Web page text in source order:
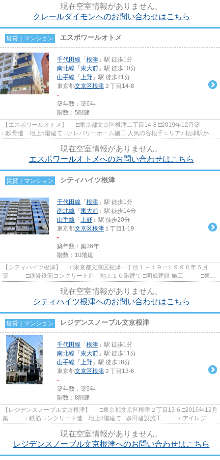
現在空室情報がありません。
クレールダイモンへのお問い合わせはこちら
賃貸｜マンション エスポワールオトメ
千代田線 「 根津 」駅 徒歩1分
南北線 「 東大前 」駅 徒歩10分
山手線 「 上野 」駅 徒歩21分
東京都文京区根津 ２丁目14-8
-
築年数：築6年
階数：5階建
【エスポワールオトメ】 □東京都文京区根津二丁目14-8 □2019年12月築
□鉄骨造 地上5階建て □クレバリーホーム施工 人気の谷根千エリア♪ 根津駅から
現在空室情報がありません。
エスポワールオトメへのお問い合わせはこちら
賃貸｜マンション シティハイツ根津
千代田線 「 根津 」駅 徒歩1分
南北線 「 東大前 」駅 徒歩14分
山手線 「 上野 」駅 徒歩20分
東京都文京区根津 １丁目1-19
-
築年数：築36年
階数：10階建
【シティハイツ根津】 □東京都文京区根津一丁目１－１９ □１９９０年５月
築 □鉄骨鉄筋コンクリート造 地上１０階建て □明成建設 施工 □東京
現在空室情報がありません。
シティハイツ根津へのお問い合わせはこちら
賃貸｜マンション レジデンスノーブル文京根津
千代田線 「 根津 」駅 徒歩1分
南北線 「 東大前 」駅 徒歩11分
山手線 「 上野 」駅 徒歩18分
東京都文京区根津 ２丁目13-6
-
築年数：築9年
階数：8階建
【レジデンスノーブル文京根津】 □東京都文京区根津２丁目13-6 □2016年12月
築 □鉄筋コンクリート造 地上8階建て □多田建設施工 □アイレジデ
現在空室情報がありません。
レジデンスノーブル文京根津へのお問い合わせはこちら